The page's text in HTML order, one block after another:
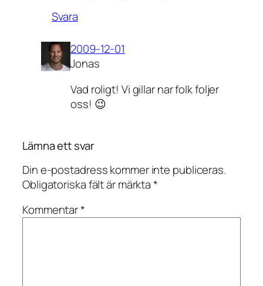
Svara
2009-12-01
Jonas
Vad roligt! Vi gillar nar folk foljer
oss! 😉
Lämna ett svar
Din e-postadress kommer inte publiceras.
Obligatoriska fält är märkta*
Kommentar*